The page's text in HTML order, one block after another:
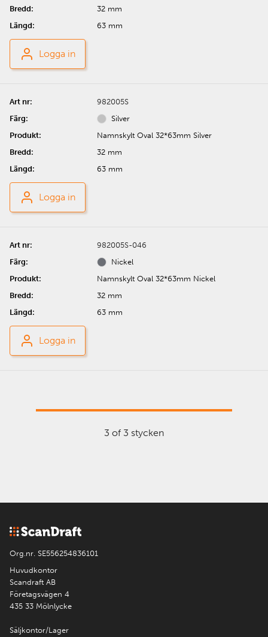
32 mm
63 mm
Logga in
982005S
Silver
Namnskylt Oval 32*63mm Silver
32 mm
63 mm
Logga in
982005S-046
Nickel
Namnskylt Oval 32*63mm Nickel
32 mm
63 mm
Logga in
3 of 3 stycken
Org.nr. SE556254836101
Huvudkontor
Scandraft AB
Företagsvägen 4
435 33 Mölnlycke
Säljkontor/Lager